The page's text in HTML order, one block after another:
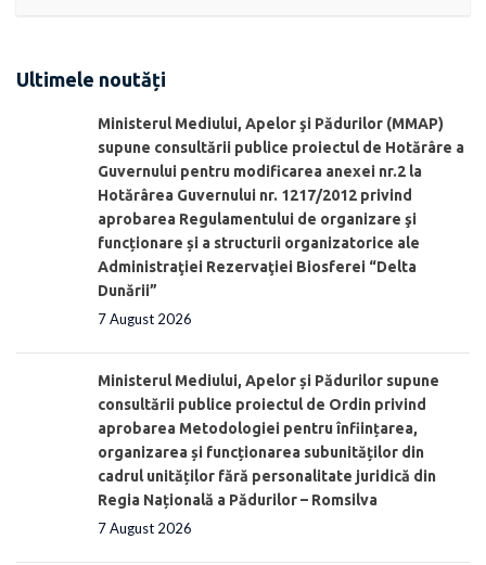
Ultimele noutăți
Ministerul Mediului, Apelor şi Pădurilor (MMAP)
supune consultării publice proiectul de Hotărâre a
Guvernului pentru modificarea anexei nr.2 la
Hotărârea Guvernului nr. 1217/2012 privind
aprobarea Regulamentului de organizare şi
funcționare și a structurii organizatorice ale
Administraţiei Rezervaţiei Biosferei “Delta
Dunării”
7 August 2026
Ministerul Mediului, Apelor și Pădurilor supune
consultării publice proiectul de Ordin privind
aprobarea Metodologiei pentru înființarea,
organizarea și funcționarea subunităților din
cadrul unităților fără personalitate juridică din
Regia Națională a Pădurilor – Romsilva
7 August 2026